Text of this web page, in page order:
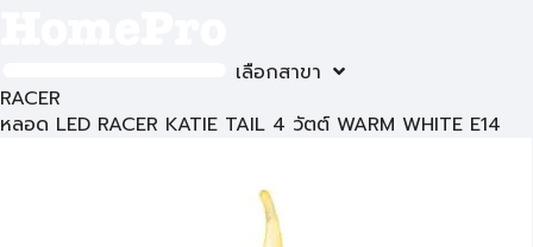
เลือกสาขา
RACER
หลอด LED RACER KATIE TAIL 4 วัตต์ WARM WHITE E14